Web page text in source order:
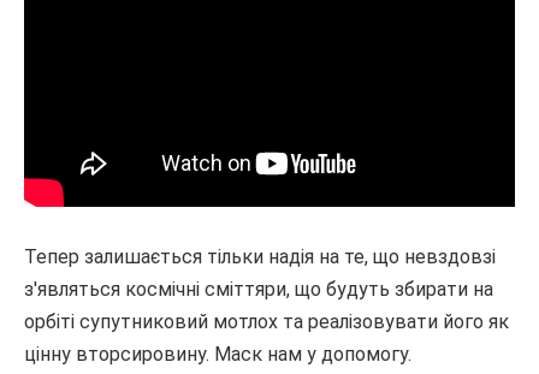
Тепер залишається тільки надія на те, що невздовзі
з'являться космічні сміттяри, що будуть збирати на
орбіті супутниковий мотлох та реалізовувати його як
цінну вторсировину. Маск нам у допомогу.